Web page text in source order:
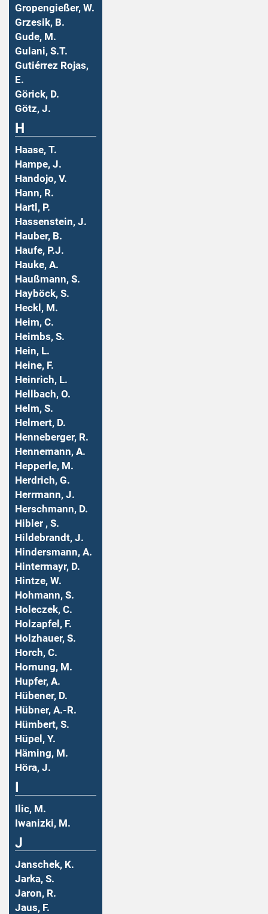
Gropengießer, W.
Grzesik, B.
Gude, M.
Gulani, S.T.
Gutiérrez Rojas,
E.
Görick, D.
Götz, J.
H
Haase, T.
Hampe, J.
Handojo, V.
Hann, R.
Hartl, P.
Hassenstein, J.
Hauber, B.
Haufe, P.J.
Hauke, A.
Haußmann, S.
Hayböck, S.
Heckl, M.
Heim, C.
Heimbs, S.
Hein, L.
Heine, F.
Heinrich, L.
Hellbach, O.
Helm, S.
Helmert, D.
Henneberger, R.
Hennemann, A.
Hepperle, M.
Herdrich, G.
Herrmann, J.
Herschmann, D.
Hibler , S.
Hildebrandt, J.
Hindersmann, A.
Hintermayr, D.
Hintze, W.
Hohmann, S.
Holeczek, C.
Holzapfel, F.
Holzhauer, S.
Horch, C.
Hornung, M.
Hupfer, A.
Hübener, D.
Hübner, A.-R.
Hümbert, S.
Hüpel, Y.
Häming, M.
Höra, J.
Ilic, M.
Iwanizki, M.
J
Janschek, K.
Jarka, S.
Jaron, R.
Jaus, F.